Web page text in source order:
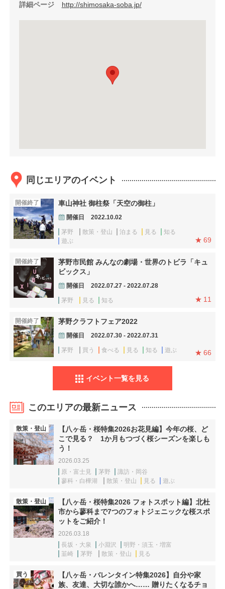
詳細ページ
http://shimosaka-soba.jp/
同じエリアのイベント
開催終了 車山神社 御柱祭「天空の御柱」
開催日 2022.10.02
茅野 散策・登山 泊まる 見る
知る
遊ぶ
69
開催終了
茅野市民館 みんなの劇場・世界のトビラ「キュ
ビックス」
開催日 2022.07.27 - 2022.07.28
茅野 見る 知る 11
開催終了 茅野クラフトフェア2022
開催日 2022.07.30 - 2022.07.31
茅野 買う 食べる 見る 知る 遊ぶ 66
イベント一覧を見る
このエリアの最新ニュース
散策・登山
【八ヶ岳・桜特集2026お花見編】今年の桜、ど
こで見る？ 1か月もつづく桜シーズンを楽しも
う！
2026.03.25
原・富士見
茅野
諏訪・岡谷
蓼科・白樺湖
散策・登山 見る 遊ぶ
散策・登山
【八ヶ岳・桜特集2026 フォトスポット編】北杜
市から蓼科まで7つのフォトジェニックな桜スポ
ットをご紹介！
2026.03.18
長坂・大泉
小淵沢
明野・須玉・増富
韮崎
茅野 散策・登山 見る
買う
【八ヶ岳・バレンタイン特集2026】自分や家
族、友達、大切な誰かへ…… 贈りたくなるチョ